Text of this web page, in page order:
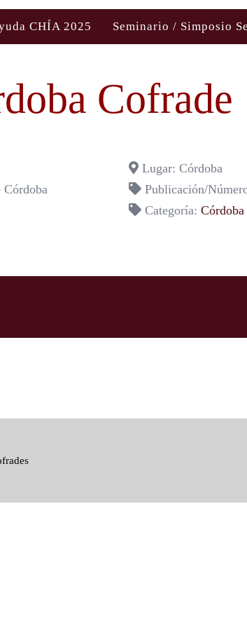
CHÍA 2025 Seminario / Simposio
Cofrade
Lugar: Córdoba
Publicación/
Categoría: Córdoba